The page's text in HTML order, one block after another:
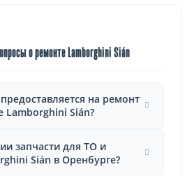
о ремонте Lamborghini Sián
на ремонт
Lamborghini Sián?
запчасти для ТО и
Sián в Оренбурге?